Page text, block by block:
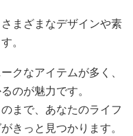
まざまなデザインや素
。
クなアイテムが多く、
のが魅力です。
まで、あなたのライフ
きっと見つかります。